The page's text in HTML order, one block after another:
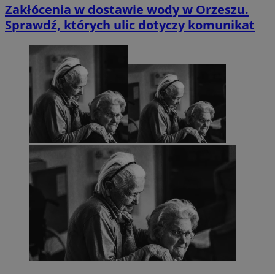
Zakłócenia w dostawie wody w Orzeszu.
Sprawdź, których ulic dotyczy komunikat